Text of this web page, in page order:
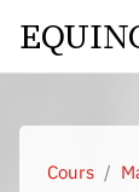
Cours